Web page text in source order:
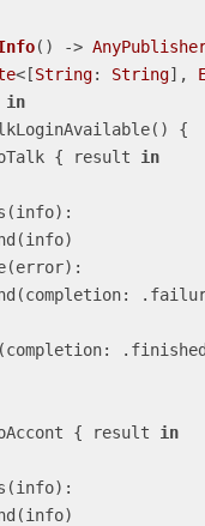
() ->
<[String: String],
in
{
{ result in
{ result in